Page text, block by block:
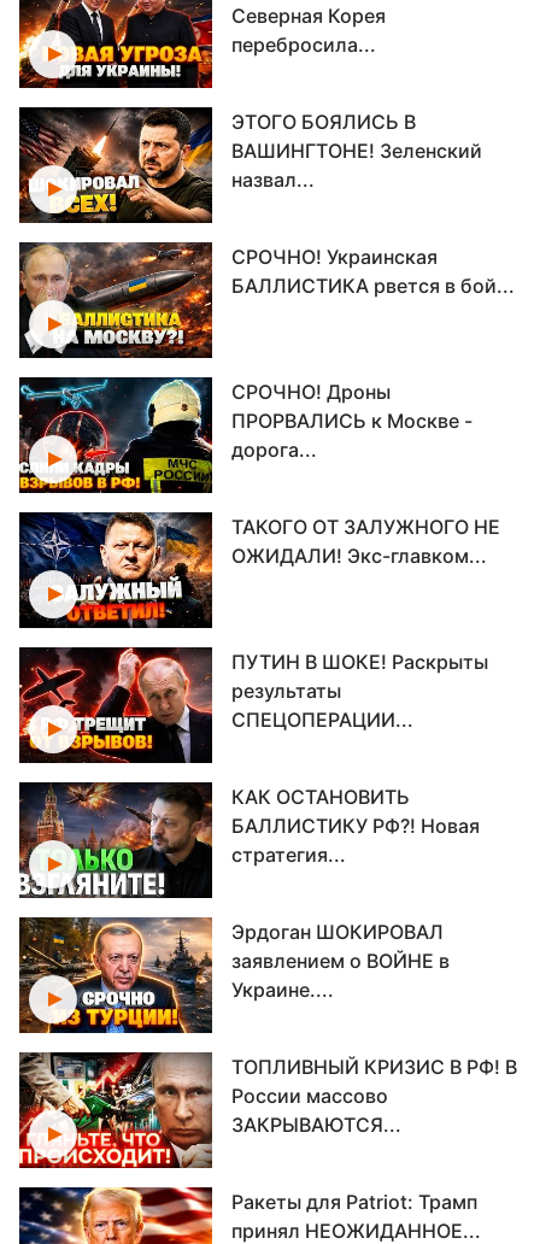
Северная Корея
перебросила...
ЭТОГО БОЯЛИСЬ В
ВАШИНГТОНЕ! Зеленский
назвал...
СРОЧНО! Украинская
БАЛЛИСТИКА рвется в бой...
СРОЧНО! Дроны
ПРОРВАЛИСЬ к Москве -
дорога...
ТАКОГО ОТ ЗАЛУЖНОГО НЕ
ОЖИДАЛИ! Экс-главком...
ПУТИН В ШОКЕ! Раскрыты
результаты
СПЕЦОПЕРАЦИИ...
КАК ОСТАНОВИТЬ
БАЛЛИСТИКУ РФ?! Новая
стратегия...
Эрдоган ШОКИРОВАЛ
заявлением о ВОЙНЕ в
Украине....
ТОПЛИВНЫЙ КРИЗИС В РФ! В
России массово
ЗАКРЫВАЮТСЯ...
Ракеты для Patriot: Трамп
принял НЕОЖИДАННОЕ...